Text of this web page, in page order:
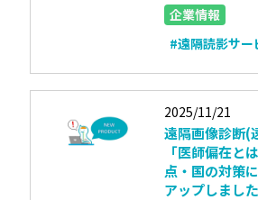
企業情報
#遠隔読影サー
2025/11/21
遠隔画像診断(
「医師偏在と
点・国の対策
アップしました